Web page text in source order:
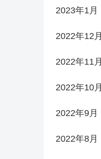
2023年1月
2022年12月
2022年11月
2022年10月
2022年9月
2022年8月